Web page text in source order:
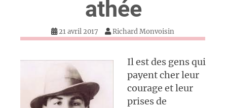
athée
21 avril 2017 Richard Monvoisin
Il est des gens qui
payent cher leur
courage et leur
prises de